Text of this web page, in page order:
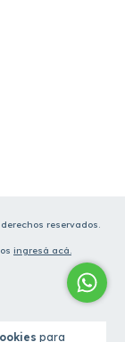
para
reservados.
ingresá acá.